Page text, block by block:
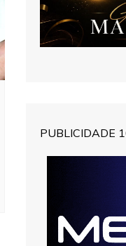
PUBLICIDADE